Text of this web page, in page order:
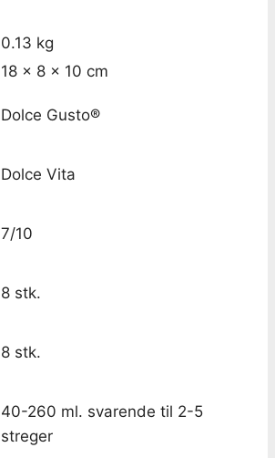
0.13 kg
18 × 8 × 10 cm
Dolce Gusto®
Dolce Vita
7/10
8 stk.
8 stk.
40-260 ml. svarende til 2-5
streger